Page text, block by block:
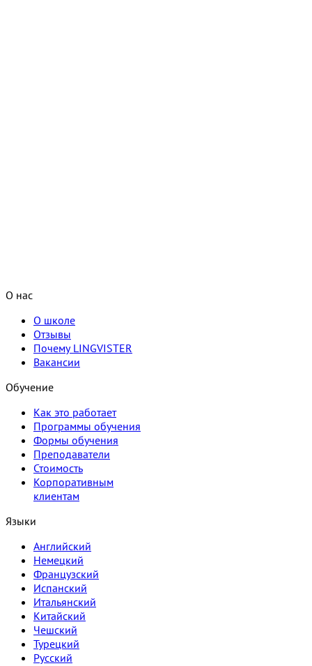
О нас
О школе
Отзывы
Почему LINGVISTER
Вакансии
Обучение
Как это работает
Программы обучения
Формы обучения
Преподаватели
Стоимость
Корпоративным
клиентам
Языки
Английский
Немецкий
Французский
Испанский
Итальянский
Китайский
Чешский
Турецкий
Русский